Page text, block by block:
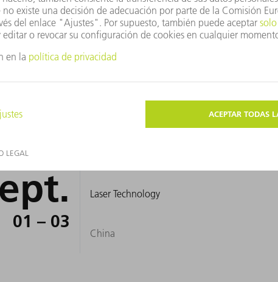
8 – 2/9 Electronics
01 – 03
Laser Technology
China